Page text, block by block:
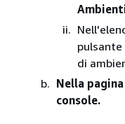
di
Nella
console.